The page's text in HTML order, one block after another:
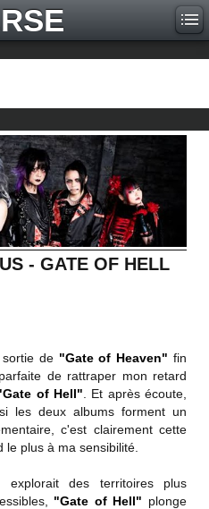
- GATE OF HELL
de "Gate of Heaven" fin
de rattraper mon retard
of Hell" . Et après écoute,
les deux albums forment un
c'est clairement cette
plus à ma sensibilité.
explorait des territoires plus
"Gate of Hell" plonge